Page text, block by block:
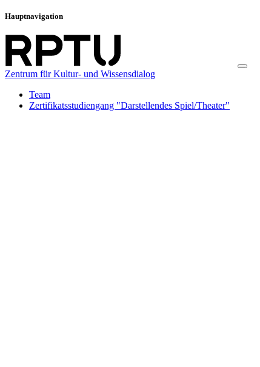
Hauptnavigation
Zentrum für Kultur- und Wissensdialog
Team
Zertifikatsstudiengang "Darstellendes Spiel/Theater"